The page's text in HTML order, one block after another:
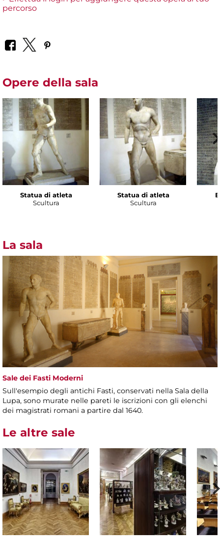
percorso
Opere della sala
Statua di atleta
Scultura
Statua di atleta
Scultura
La sala
Sale dei Fasti Moderni
Sull'esempio degli antichi Fasti, conservati nella Sala della
Lupa, sono murate nelle pareti le iscrizioni con gli elenchi
dei magistrati romani a partire dal 1640.
Le altre sale